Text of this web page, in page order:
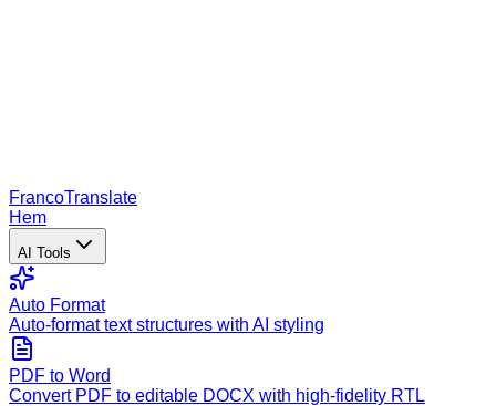
FrancoTranslate
Hem
AI Tools
Auto Format
Auto-format text structures with AI styling
PDF to Word
Convert PDF to editable DOCX with high-fidelity RTL